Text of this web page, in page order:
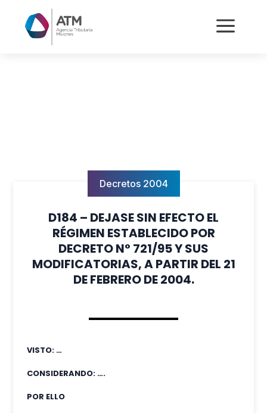
a
Decretos 2004
D184 – DEJASE SIN EFECTO EL
RÉGIMEN ESTABLECIDO POR
DECRETO N° 721/95 Y SUS
MODIFICATORIAS, A PARTIR DEL 21
DE FEBRERO DE 2004.
VISTO: …
CONSIDERANDO: ….
POR ELLO